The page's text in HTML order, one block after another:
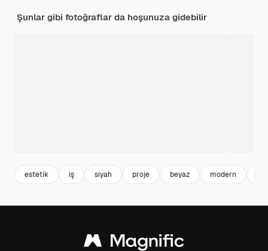
Şunlar gibi fotoğraflar da hoşunuza gidebilir
estetik iş siyah proje beyaz modern